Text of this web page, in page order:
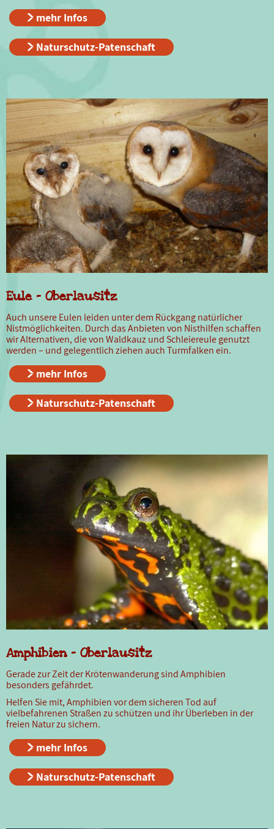
mehr Infos
Naturschutz-Patenschaft
Eule - Oberlausitz
Auch unsere Eulen leiden unter dem Rückgang natürlicher
Nistmöglichkeiten. Durch das Anbieten von Nisthilfen schaffen
wir Alternativen, die von Waldkauz und Schleiereule genutzt
werden – und gelegentlich ziehen auch Turmfalken ein.
mehr Infos
Naturschutz-Patenschaft
Amphibien - Oberlausitz
Gerade zur Zeit der Krötenwanderung sind Amphibien
besonders gefährdet.
Helfen Sie mit, Amphibien vor dem sicheren Tod auf
vielbefahrenen Straßen zu schützen und ihr Überleben in der
freien Natur zu sichern.
mehr Infos
Naturschutz-Patenschaft